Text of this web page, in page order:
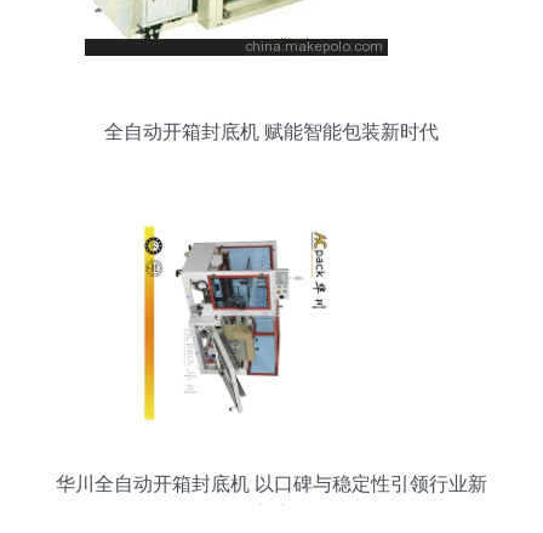
全自动开箱封底机 赋能智能包装新时代
华川全自动开箱封底机 以口碑与稳定性引领行业新